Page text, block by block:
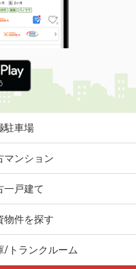
駐車場
マンション
一戸建て
物件を探す
/トランクルーム